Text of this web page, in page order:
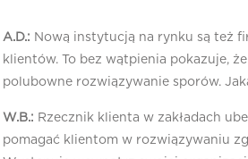
A.D.: Nową instytucją na rynku są też
klientów. To bez wątpienia pokazuje,
polubowne rozwiązywanie sporów.
W.B.: Rzecznik klienta w zakładach
pomagać klientom w rozwiązywaniu